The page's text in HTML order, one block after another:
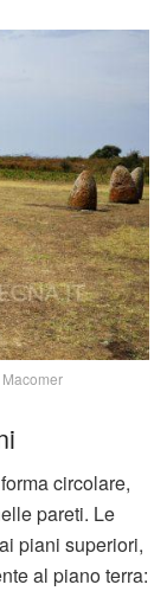
circolare,
pareti. Le
piani superiori,
al piano terra: